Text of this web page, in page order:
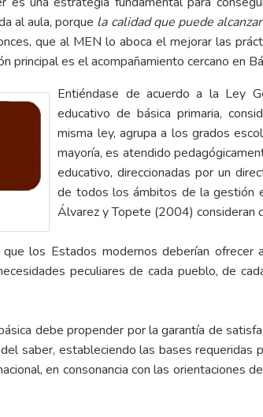
al aula, porque la calidad que puede
que al MEN lo aboca el mejorar las
es el acompañamiento cercano en
Entiéndase de acuerdo a la Ley
educativo de básica primaria,
misma ley, agrupa a los grados
mayoría, es atendido
educativo, direccionadas por un
de todos los ámbitos de la gestión
Álvarez y Topete (2004) consideran
los Estados modernos deberían
peculiares de cada pueblo, de
debe propender por la garantía de
saber, estableciendo las bases requeridas
en consonancia con las orientaciones